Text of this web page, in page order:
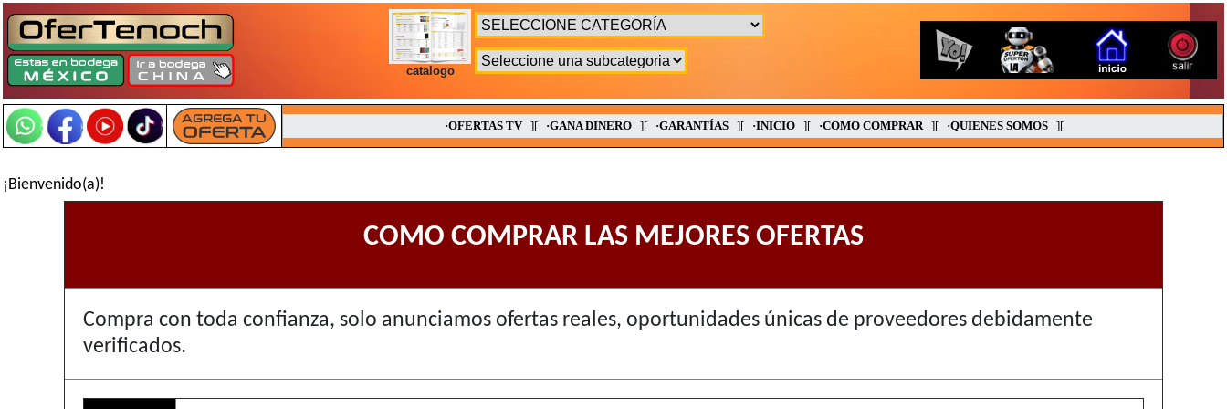
catalogo
·OFERTAS TV ][ ·GANA DINERO ][ ·GARANTÍAS ][ ·INICIO ][ ·COMO COMPRAR ][ ·QUIENES SOMOS ][
¡Bienvenido(a)!
COMO COMPRAR LAS MEJORES OFERTAS
Compra con toda confianza, solo anunciamos ofertas reales, oportunidades únicas de proveedores debidamente
verificados.